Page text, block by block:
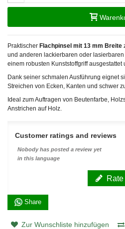
Praktischer Flachpinsel mit 13 mm Breite
und anderen lackierbaren oder
einem robusten Kunststoffgriff
Dank seiner schmalen Ausführung eignet
Streichen von Ecken, Kanten und schwer
Ideal zum Auftragen von Beutenfarbe,
Anstrichen auf Holz.
Customer ratings and reviews
Nobody has posted a review yet
in this language
Share
Zur Wunschliste hinzufügen